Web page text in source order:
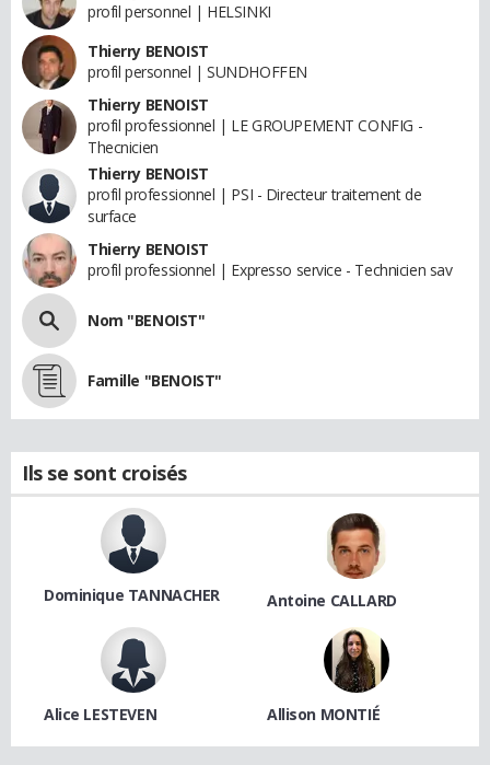
profil personnel | HELSINKI
Thierry BENOIST
profil personnel | SUNDHOFFEN
Thierry BENOIST
profil professionnel | LE GROUPEMENT CONFIG -
Thecnicien
Thierry BENOIST
profil professionnel | PSI - Directeur traitement de
surface
Thierry BENOIST
profil professionnel | Expresso service - Technicien sav
Nom "BENOIST"
Famille "BENOIST"
Ils se sont croisés
Dominique TANNACHER Antoine CALLARD
Alice LESTEVEN Allison MONTIÉ